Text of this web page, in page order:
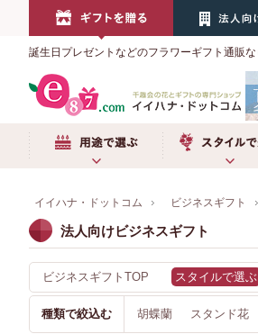
誕生日プレゼントなどのフラワーギフト通販
イイハナ・ドットコム ビジネスギフト
法人向けビジネスギフト
ビジネスギフトTOP スタイルで選ぶ
種類で絞込む 胡蝶蘭 スタンド花